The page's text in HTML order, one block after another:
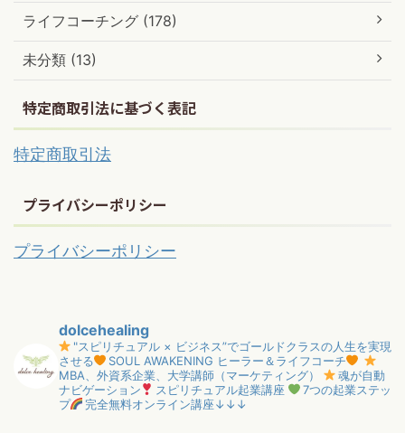
ライフコーチング (178)
未分類 (13)
特定商取引法に基づく表記
特定商取引法
プライバシーポリシー
プライバシーポリシー
dolcehealing
"スピリチュアル × ビジネス”でゴールドクラスの人生を実現
させる
SOUL AWAKENING ヒーラー＆ライフコーチ
MBA、外資系企業、大学講師（マーケティング）
魂が自動
ナビゲーション
スピリチュアル起業講座
7つの起業ステッ
プ
完全無料オンライン講座↓↓↓